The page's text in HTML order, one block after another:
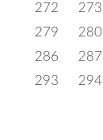
272
273
279
280
286
287
293
294